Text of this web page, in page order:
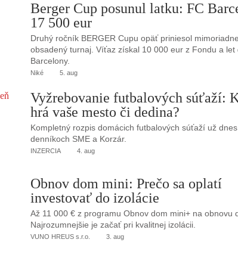
Berger Cup posunul latku: FC
17 500 eur
Druhý ročník BERGER Cupu opäť priniesol
obsadený turnaj. Víťaz získal 10 000 eur z Fondu a let
Barcelony.
Niké 5. aug
Vyžrebovanie futbalových súťaží:
hrá vaše mesto či dedina?
Kompletný rozpis domácich futbalových súťaží už
denníkoch SME a Korzár.
INZERCIA 4. aug
Obnov dom mini: Prečo sa oplatí
investovať do izolácie
Až 11 000 € z programu Obnov dom mini+ na obnovu
Najrozumnejšie je začať pri kvalitnej izolácii.
VUNO HREUS s.r.o. 3. aug